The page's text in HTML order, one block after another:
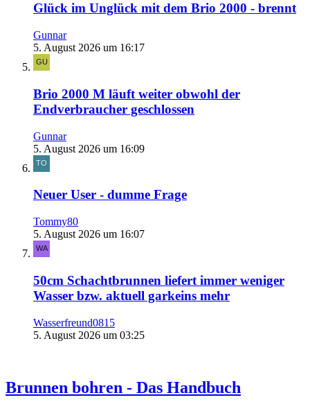
Glück im Unglück mit dem Brio 2000 - brennt
Gunnar
5. August 2026 um 16:17
Brio 2000 M läuft weiter obwohl der
Endverbraucher geschlossen
Gunnar
5. August 2026 um 16:09
Neuer User - dumme Frage
Tommy80
5. August 2026 um 16:07
50cm Schachtbrunnen liefert immer weniger
Wasser bzw. aktuell garkeins mehr
Wasserfreund0815
5. August 2026 um 03:25
Brunnen bohren - Das Handbuch